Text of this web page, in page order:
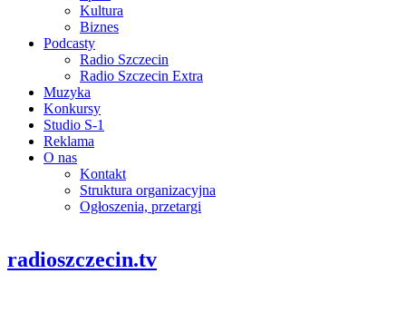
Kultura
Biznes
Podcasty
Radio Szczecin
Radio Szczecin Extra
Muzyka
Konkursy
Studio S-1
Reklama
O nas
Kontakt
Struktura organizacyjna
Ogłoszenia, przetargi
radioszczecin.tv